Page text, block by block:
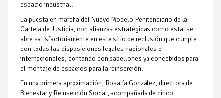
espacio industrial.
La puesta en marcha del Nuevo Modelo Penitenciario de la
Cartera de Justicia, con alianzas estratégicas como esta, se
abre satisfactoriamente en este sitio de reclusión que cumple
con todas las disposiciones legales nacionales e
internacionales, contando con pabellones ya concebidos para
el montaje de espacios para la reinserción.
En una primera aproximación, Rosalía González, directora de
Bienestar y Reinserción Social, acompañada de cinco